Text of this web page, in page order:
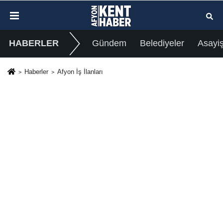
HABERLER Gündem Belediyeler
Haberler Afyon İş İlanları